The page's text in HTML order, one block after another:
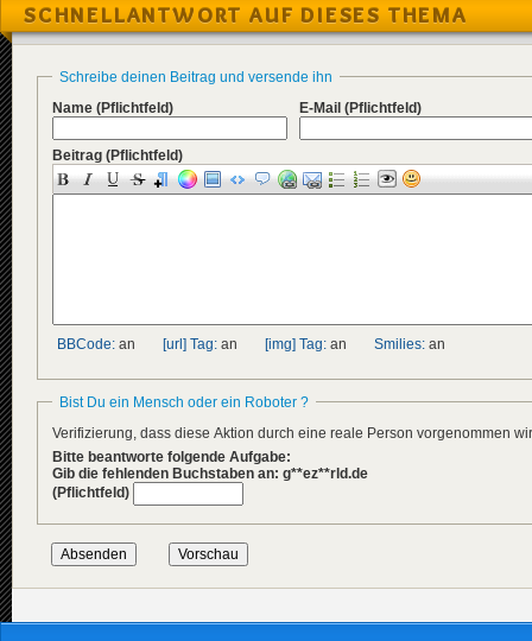
SCHNELLANTWORT AUF DIESES THEMA
Schreibe deinen Beitrag und versende ihn
Name (Pflichtfeld) E-Mail (Pflichtfeld)
Beitrag (Pflichtfeld)
BBCode: an [url] Tag: an [img] Tag: an Smilies: an
Bist Du ein Mensch oder ein Roboter ?
Verifizierung, dass diese Aktion durch eine reale Person vorgenommen
Bitte beantworte folgende Aufgabe:
Gib die fehlenden Buchstaben an: g**ez**rld.de
(Pflichtfeld)